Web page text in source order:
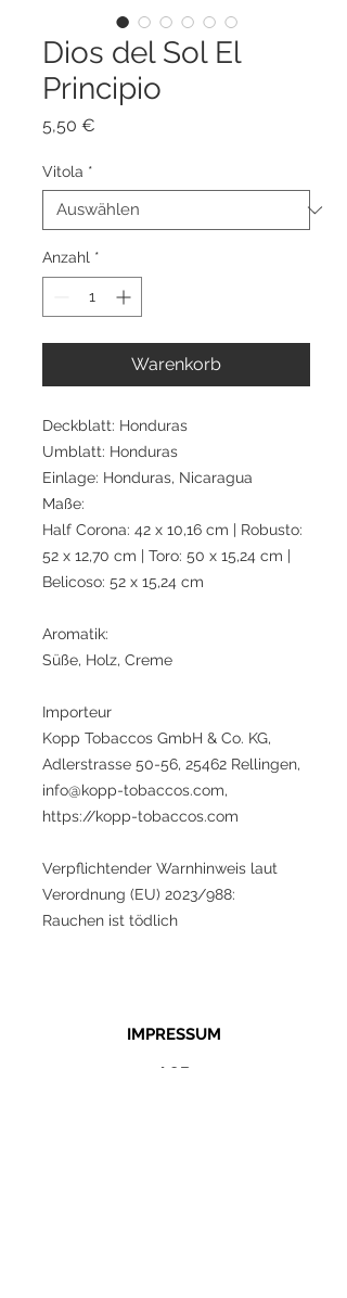
Dios del Sol El
Principio
5,50 €
Vitola *
Anzahl *
Warenkorb
Deckblatt: Honduras
Umblatt: Honduras
Einlage: Honduras, Nicaragua
Maße:
Half Corona: 42 x 10,16 cm | Robusto:
52 x 12,70 cm | Toro: 50 x 15,24 cm |
Belicoso: 52 x 15,24 cm
Aromatik:
Süße, Holz, Creme
Importeur
Kopp Tobaccos GmbH & Co. KG,
Adlerstrasse 50-56, 25462 Rellingen,
info@kopp-tobaccos.com,
https://kopp-tobaccos.com
Verpflichtender Warnhinweis laut
Verordnung (EU) 2023/988:
Rauchen ist tödlich
IMPRESSUM
AGB